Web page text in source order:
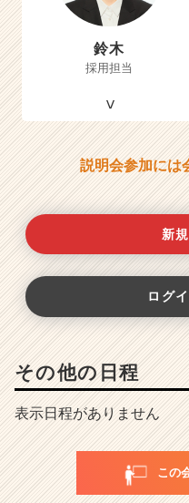
鈴木
採用担当
説明会参加には
新
ログ
その他の日程
表示日程がありません
この